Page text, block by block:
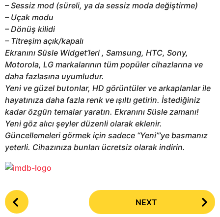
– Sessiz mod (süreli, ya da sessiz moda değiştirme)
– Uçak modu
– Dönüş kilidi
– Titreşim açık/kapalı
Ekranını Süsle Widget’leri , Samsung, HTC, Sony,
Motorola, LG markalarının tüm popüler cihazlarına ve
daha fazlasına uyumludur.
Yeni ve güzel butonlar, HD görüntüler ve arkaplanlar ile
hayatınıza daha fazla renk ve ışıltı getirin. İstediğiniz
kadar özgün temalar yaratın. Ekranını Süsle zamanı!
Yeni göz alıcı şeyler düzenli olarak eklenir.
Güncellemeleri görmek için sadece “Yeni”’ye basmanız
yeterli. Cihazınıza bunları ücretsiz olarak indirin.
P
o
NEXT